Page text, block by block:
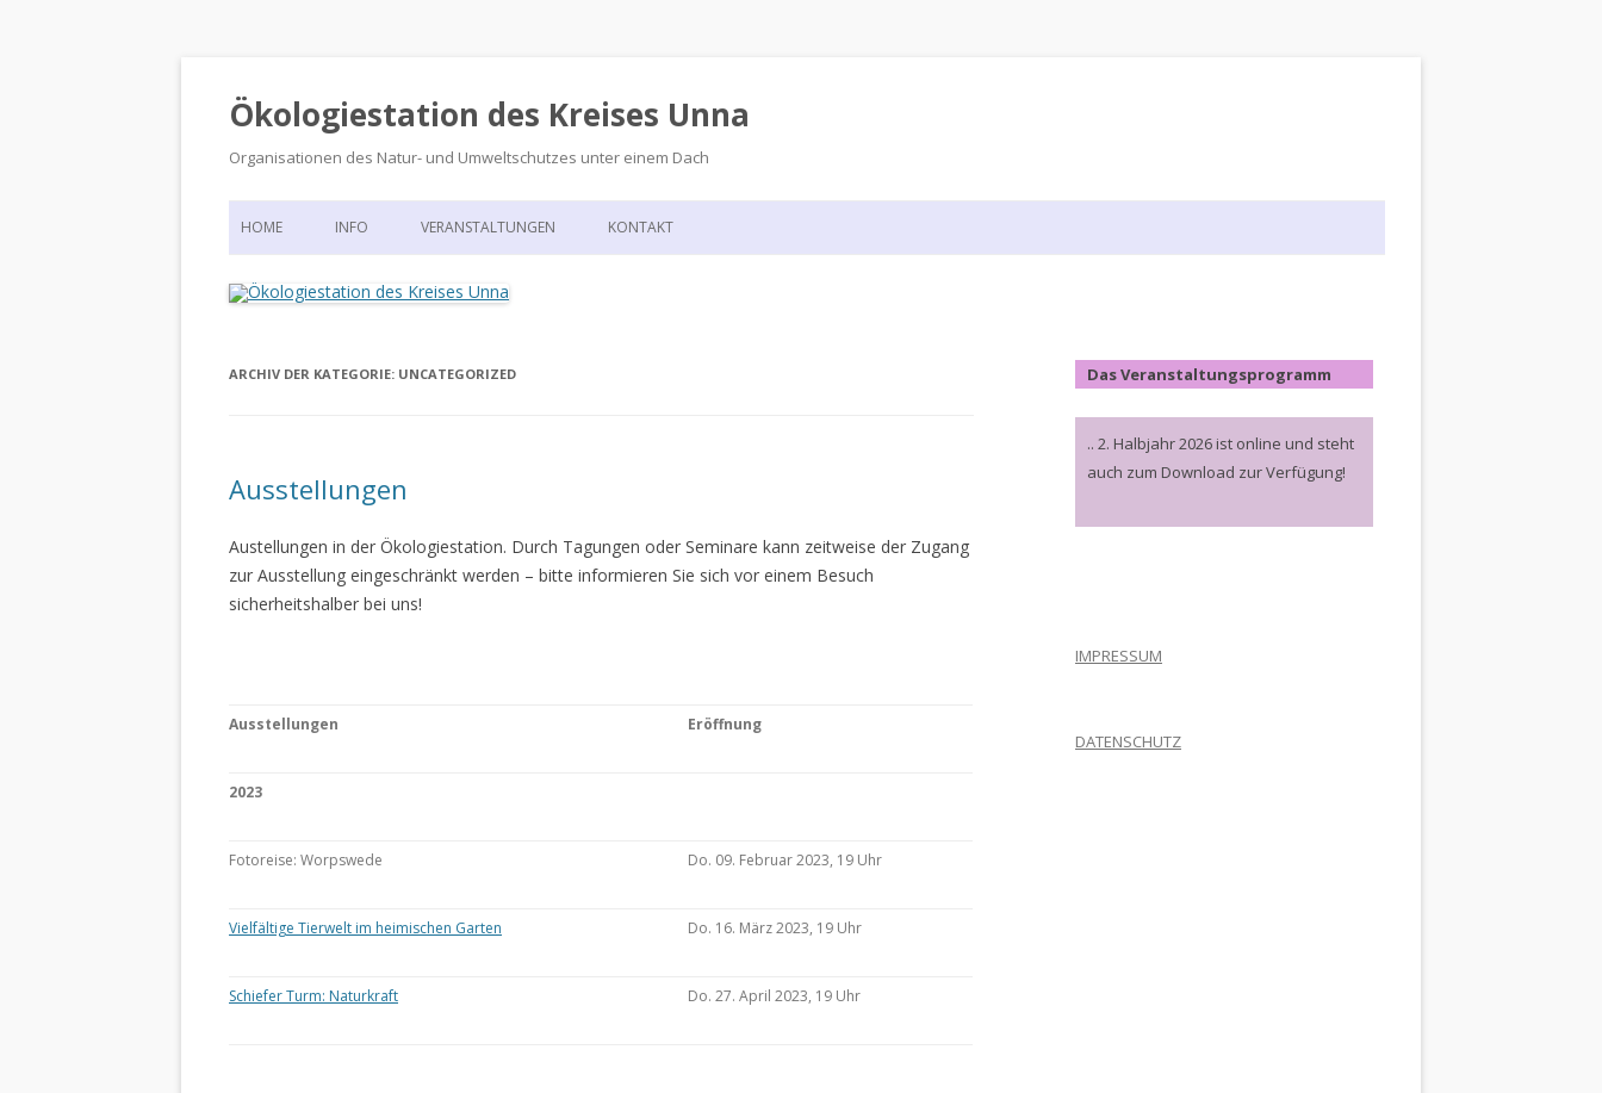
Ökologiestation des Kreises Unna
Organisationen des Natur- und Umweltschutzes unter einem Dach
Zum
HOME INFO VERANSTALTUNGEN KONTAKT
ARCHIV DER KATEGORIE: UNCATEGORIZED
Ausstellungen
Austellungen in der Ökologiestation. Durch Tagungen oder Seminare kann zeitweise der Zugang
zur Ausstellung eingeschränkt werden – bitte informieren Sie sich vor einem Besuch
sicherheitshalber bei uns!
Ausstellungen Eröffnung
2023
Fotoreise: Worpswede Do. 09. Februar 2023, 19 Uhr
Vielfältige Tierwelt im heimischen Garten Do. 16. März 2023, 19 Uhr
Schiefer Turm: Naturkraft Do. 27. April 2023, 19 Uhr
Das Veranstaltungsprogramm
.. 2. Halbjahr 2026 ist online und steht
auch zum Download zur Verfügung!
IMPRESSUM
DATENSCHUTZ